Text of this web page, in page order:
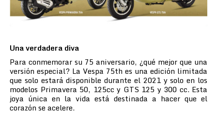
Una verdadera diva
Para conmemorar su 75 aniversario, ¿qué mejor que una
versión especial? La Vespa 75th es una edición limitada
que solo estará disponible durante el 2021 y solo en los
modelos Primavera 50, 125cc y GTS 125 y 300 cc. Esta
joya única en la vida está destinada a hacer que el
corazón se acelere.